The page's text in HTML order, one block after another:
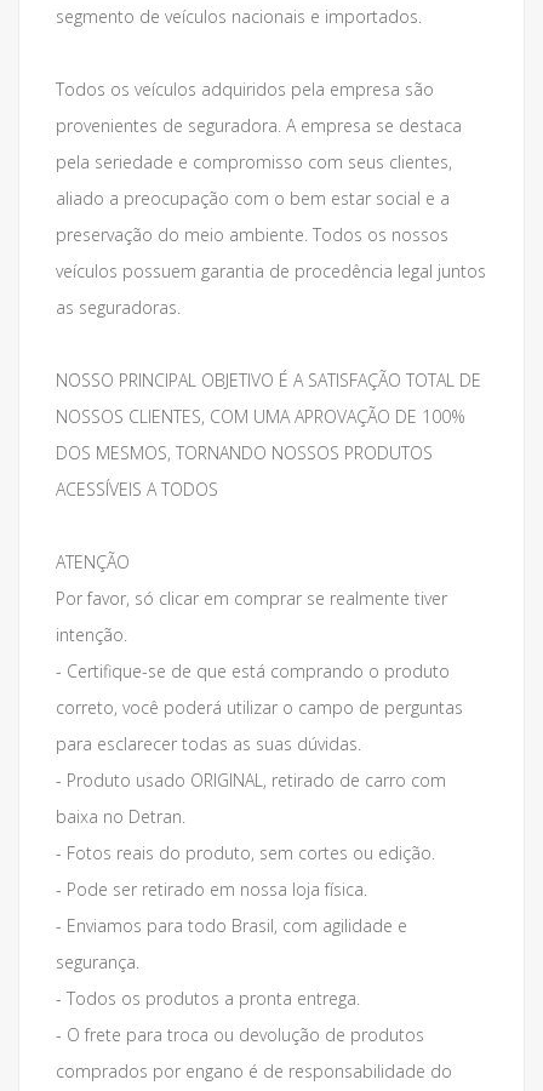
segmento de veículos nacionais e importados.
Todos os veículos adquiridos pela empresa são
provenientes de seguradora. A empresa se destaca
pela seriedade e compromisso com seus clientes,
aliado a preocupação com o bem estar social e a
preservação do meio ambiente. Todos os nossos
veículos possuem garantia de procedência legal juntos
as seguradoras.
NOSSO PRINCIPAL OBJETIVO É A SATISFAÇÃO TOTAL DE
NOSSOS CLIENTES, COM UMA APROVAÇÃO DE 100%
DOS MESMOS, TORNANDO NOSSOS PRODUTOS
ACESSÍVEIS A TODOS
ATENÇÃO
Por favor, só clicar em comprar se realmente tiver
intenção.
- Certifique-se de que está comprando o produto
correto, você poderá utilizar o campo de perguntas
para esclarecer todas as suas dúvidas.
- Produto usado ORIGINAL, retirado de carro com
baixa no Detran.
- Fotos reais do produto, sem cortes ou edição.
- Pode ser retirado em nossa loja física.
- Enviamos para todo Brasil, com agilidade e
segurança.
- Todos os produtos a pronta entrega.
- O frete para troca ou devolução de produtos
comprados por engano é de responsabilidade do